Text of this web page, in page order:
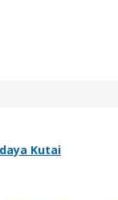
Kutai